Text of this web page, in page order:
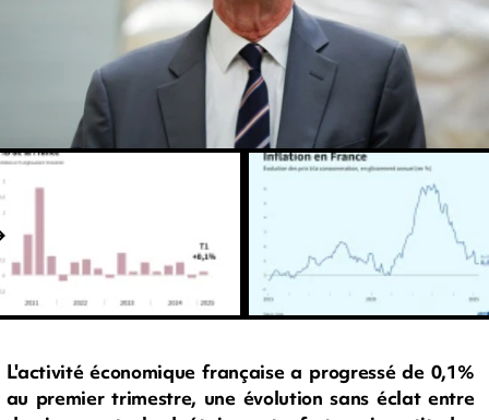
L'activité économique française a progressé de 0,1%
au premier trimestre, une évolution sans éclat entre